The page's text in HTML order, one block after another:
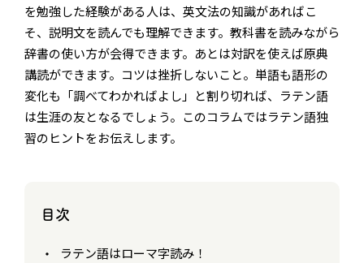
を勉強した経験がある人は、英文法の知識があればこ
そ、説明文を読んでも理解できます。教科書を読みながら
辞書の使い方が会得できます。あとは対訳を使えば原典
講読ができます。コツは挫折しないこと。単語も語形の
変化も「調べてわかればよし」と割り切れば、ラテン語
は生涯の友となるでしょう。このコラムではラテン語独
習のヒントをお伝えします。
目次
ラテン語はローマ字読み！